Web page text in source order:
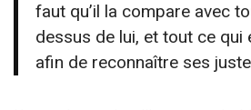
faut qu’il la compare avec
dessus de lui, et tout ce qui
afin de reconnaître ses